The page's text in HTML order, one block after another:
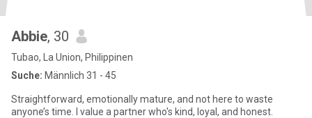
Abbie, 30
Tubao, La Union, Philippinen
Suche: Männlich 31 - 45
Straightforward, emotionally mature, and not here to waste
anyone’s time. I value a partner who's kind, loyal, and honest.